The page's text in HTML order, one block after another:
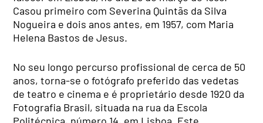
Casou primeiro com Severina Quintãs da Silva
Nogueira e dois anos antes, em 1957, com Maria
Helena Bastos de Jesus.
No seu longo percurso profissional de cerca de 50
anos, torna-se o fotógrafo preferido das vedetas
de teatro e cinema e é proprietário desde 1920 da
Fotografia Brasil, situada na rua da Escola